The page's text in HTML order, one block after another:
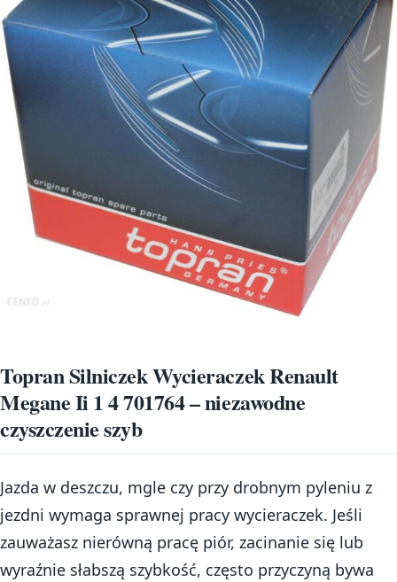
Topran Silniczek Wycieraczek Renault
Megane Ii 1 4 701764 – niezawodne
czyszczenie szyb
Jazda w deszczu, mgle czy przy drobnym pyleniu z
jezdni wymaga sprawnej pracy wycieraczek. Jeśli
zauważasz nierówną pracę piór, zacinanie się lub
wyraźnie słabszą szybkość, często przyczyną bywa